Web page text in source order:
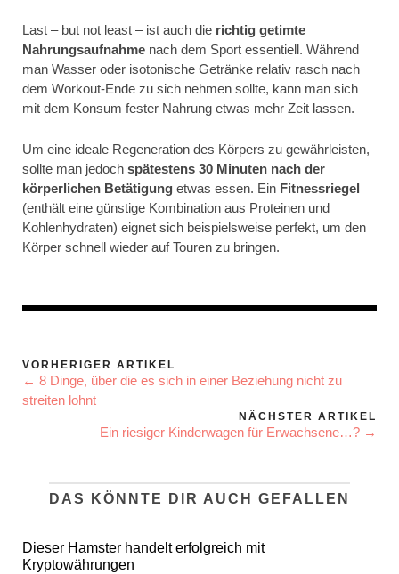
Last – but not least – ist auch die richtig getimte
Nahrungsaufnahme nach dem Sport essentiell. Während
man Wasser oder isotonische Getränke relativ rasch nach
dem Workout-Ende zu sich nehmen sollte, kann man sich
mit dem Konsum fester Nahrung etwas mehr Zeit lassen.
Um eine ideale Regeneration des Körpers zu gewährleisten,
sollte man jedoch spätestens 30 Minuten nach der
körperlichen Betätigung etwas essen. Ein Fitnessriegel
(enthält eine günstige Kombination aus Proteinen und
Kohlenhydraten) eignet sich beispielsweise perfekt, um den
Körper schnell wieder auf Touren zu bringen.
VORHERIGER ARTIKEL
← 8 Dinge, über die es sich in einer Beziehung nicht zu
streiten lohnt
NÄCHSTER ARTIKEL
Ein riesiger Kinderwagen für Erwachsene…? →
DAS KÖNNTE DIR AUCH GEFALLEN
Dieser Hamster handelt erfolgreich mit
Kryptowährungen